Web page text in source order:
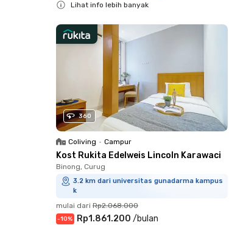
Lihat info lebih banyak
360
Coliving • Campur
Kost Rukita Edelweis Lincoln Karawaci
Binong, Curug
3.2 km dari universitas gunadarma kampus
k
mulai dari Rp2.068.000
-10% Rp1.861.200 /bulan